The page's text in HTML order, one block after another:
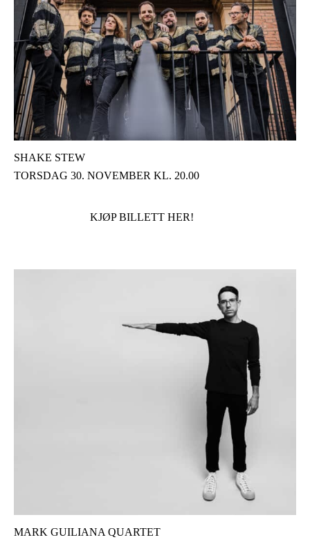
SHAKE STEW
TORSDAG 30. NOVEMBER KL. 20.00
KJØP BILLETT HER!
MARK GUILIANA QUARTET